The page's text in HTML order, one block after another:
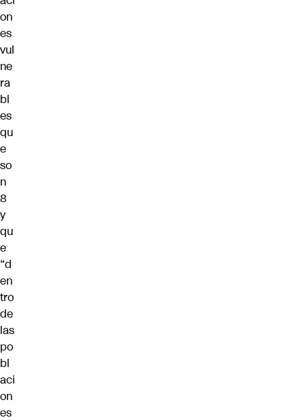
on
es
vul
ne
ra
bl
es
qu
e
so
n
8
y
qu
e
“d
en
tro
de
las
po
bl
aci
on
es